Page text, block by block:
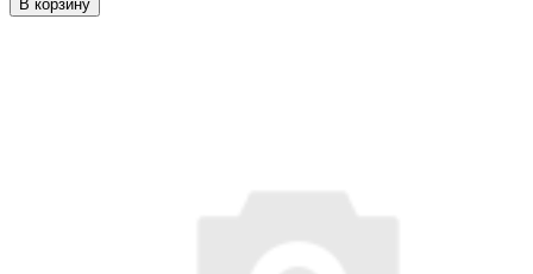
В корзину